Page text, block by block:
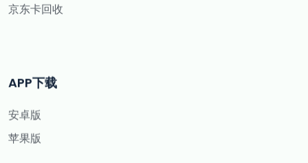
京东卡回收
APP下载
安卓版
苹果版